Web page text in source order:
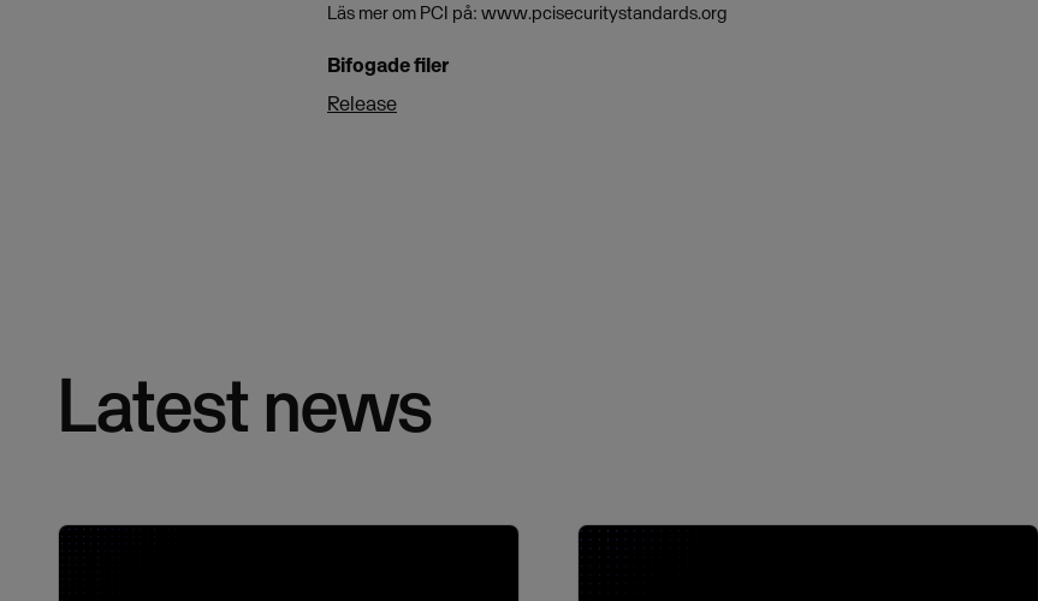
Läs mer om PCI på: www.pcisecuritystandards.org
Bifogade filer
Release
Latest news